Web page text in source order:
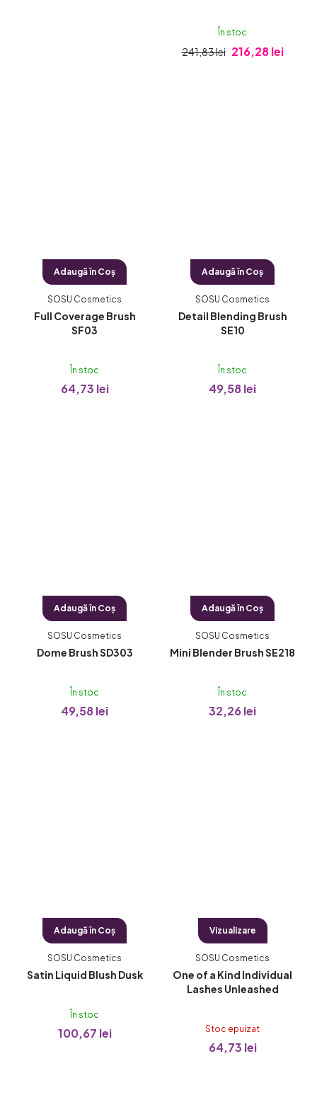
În stoc
241,83 lei 216,28 lei
Full Coverage Brush
SF03
SOSU Cosmetics
În stoc
64,73 lei
Adaugă în Coş
Detail Blending Brush
SE10
SOSU Cosmetics
În stoc
49,58 lei
Adaugă în Coş
Dome Brush SD303
SOSU Cosmetics
În stoc
49,58 lei
Adaugă în Coş
Mini Blender Brush SE218
SOSU Cosmetics
În stoc
32,26 lei
Adaugă în Coş
Satin Liquid Blush Dusk
SOSU Cosmetics
În stoc
100,67 lei
Adaugă în Coş
One of a Kind Individual
Lashes Unleashed
SOSU Cosmetics
Stoc epuizat
64,73 lei
Vizualizare